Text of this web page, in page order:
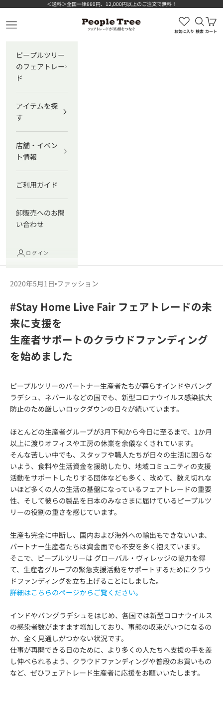
コンテンツへスキップ＜送料＞全国一律660円、12,000円以上のご注文で無料！
ピープルツリー公式オンラインショップ
メニューを開く
お気に入り
検索を
検索
カ
カート
ピープルツリー
のフェアトレー
ド
アイテムを探
す
店舗・イベン
ト情報
ご利用ガイド
卸販売へのお問
い合わせ
ログイン
2020年5月1日 ファッション
#Stay Home Live Fair フェアトレードの未
来に支援を
生産者サポートのクラウドファンディング
を始めました
ピープルツリーのパートナー生産者たちが暮らすインドやバング
ラデシュ、ネパールなどの国でも、新型コロナウイルス感染拡大
防止のため厳しいロックダウンの日々が続いています。
ほとんどの生産者グループが3月下旬から今日に至るまで、1か月
以上に渡りオフィスや工房の休業を余儀なくされています。
そんな苦しい中でも、スタッフや職人たちが日々の生活に困らな
いよう、食料や生活資金を援助したり、地域コミュニティの支援
活動をサポートしたりする団体なども多く、改めて、数え切れな
いほど多くの人の生活の基盤になっているフェアトレードの重要
性、そして彼らの製品を日本のみなさまに届けているピープルツ
リーの役割の重さを感じています。
生産も完全に中断し、国内および海外への輸出もできないいま、
パートナー生産者たちは資金面でも不安を多く抱えています。
そこで、ピープルツリーは グローバル・ヴィレッジの協力を得
て、生産者グループの緊急支援活動をサポートするためにクラウ
ドファンディングを立ち上げることにしました。
詳細はこちらのページからご覧ください。
インドやバングラデシュをはじめ、各国では新型コロナウイルス
の感染者数がますます増加しており、事態の収束がいつになるの
か、全く見通しがつかない状況です。
仕事が再開できる日のために、より多くの人たちへ支援の手を差
し伸べられるよう、クラウドファンディングや普段のお買いもの
など、ぜひフェアトレード生産者に応援をお願いいたします。